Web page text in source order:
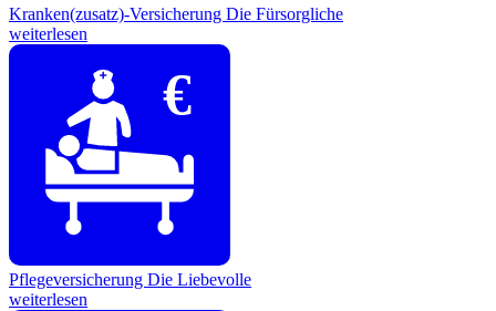
Kranken(zusatz)-Versicherung Die Fürsorgliche
weiterlesen
€
Pflegeversicherung Die Liebevolle
weiterlesen